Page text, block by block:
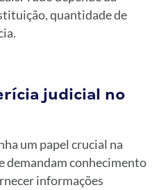
quantidade de
judicial no
um papel crucial na
demandam conhecimento
informações